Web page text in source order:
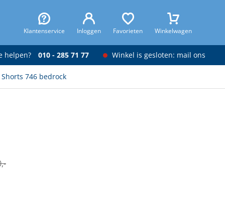
Klantenservice Inloggen Favorieten Winkelwagen
helpen? 010 - 285 71 77 Winkel is gesloten: mail ons
746 bedrock